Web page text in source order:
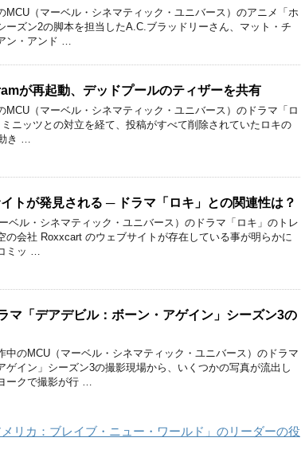
MCU（マーベル・シネマティック・ユニバース）のアニメ「ホ
ーズン2の脚本を担当したA.C.ブラッドリーさん、マット・チ
ン・アンド …
が再起動、デッドプールのティザーを共有
MCU（マーベル・シネマティック・ユニバース）のドラマ「ロ
ニッツとの対立を経て、投稿がすべて削除されていたロキの
き …
トが発見される ─ ドラマ「ロキ」との関連性は？
ベル・シネマティック・ユニバース）のドラマ「ロキ」のトレ
の会社 Roxxcart のウェブサイトが存在している事が明らかに
ミッ …
マ「デアデビル：ボーン・アゲイン」シーズン3の
中のMCU（マーベル・シネマティック・ユニバース）のドラマ
ゲイン」シーズン3の撮影現場から、いくつかの写真が流出し
ークで撮影が行 …
リカ：ブレイブ・ニュー・ワールド」のリーダーの役